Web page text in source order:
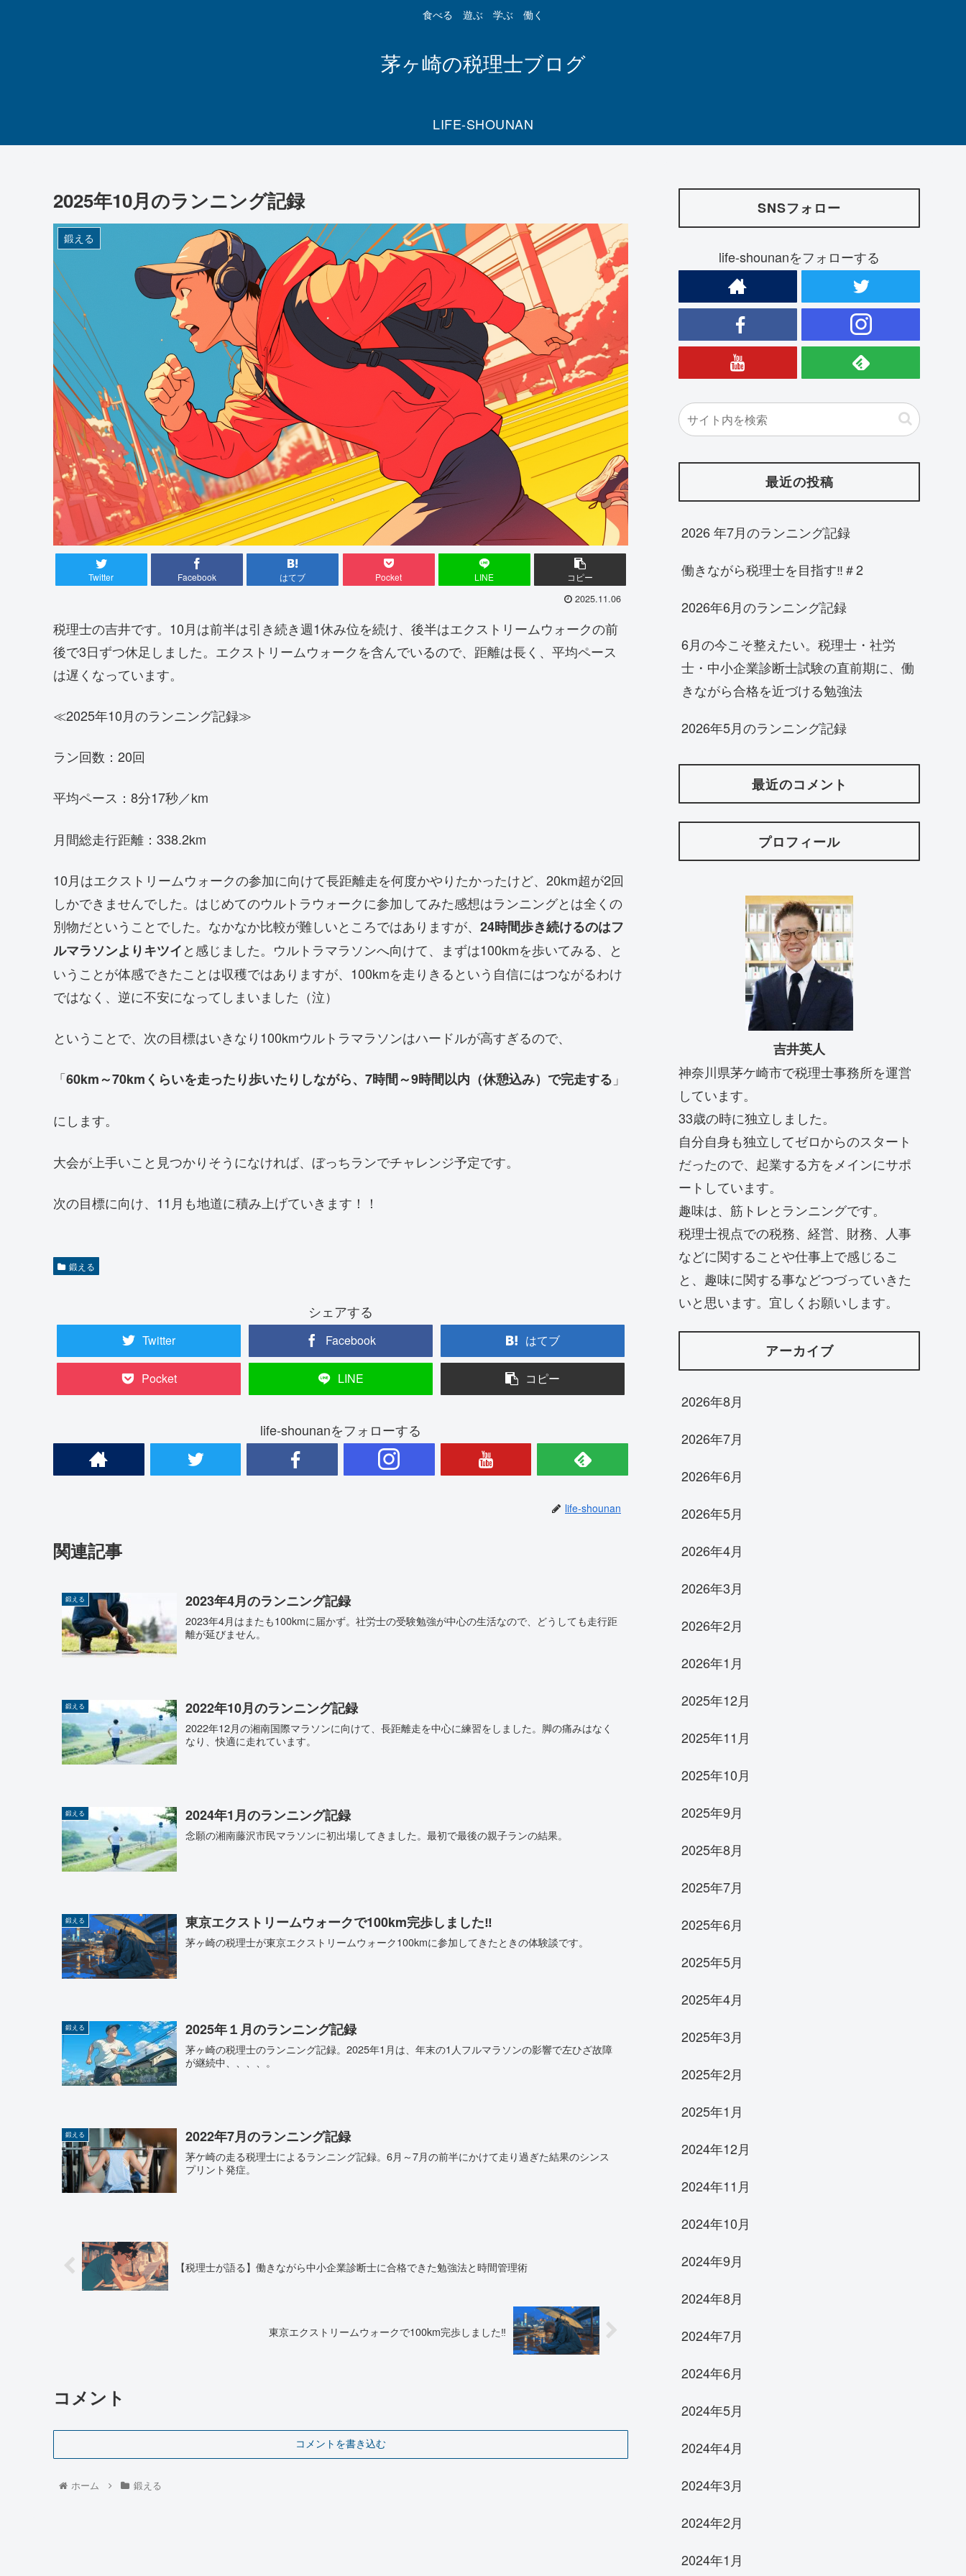
食べる 遊ぶ 学ぶ 働く
茅ヶ崎の税理士ブログ
LIFE-SHOUNAN
2025年10月のランニング記録
鍛える
Twitter Facebook はてブ Pocket LINE コピー
2025.11.06
税理士の吉井です。10月は前半は引き続き週1休み位を続け、後半はエクストリームウォークの前
後で3日ずつ休足しました。エクストリームウォークを含んでいるので、距離は長く、平均ペース
は遅くなっています。
≪2025年10月のランニング記録≫
ラン回数：20回
平均ペース：8分17秒／km
月間総走行距離：338.2km
10月はエクストリームウォークの参加に向けて長距離走を何度かやりたかったけど、20km超が2回
しかできませんでした。はじめてのウルトラウォークに参加してみた感想はランニングとは全くの
別物だということでした。なかなか比較が難しいところではありますが、 24時間歩き続けるのはフ
ルマラソンよりキツイと感じました。ウルトラマラソンへ向けて、まずは100kmを歩いてみる、と
いうことが体感できたことは収穫ではありますが、100kmを走りきるという自信にはつながるわけ
ではなく、逆に不安になってしまいました（泣）
ということで、次の目標はいきなり100kmウルトラマラソンはハードルが高すぎるので、
「60km～70kmくらいを走ったり歩いたりしながら、7時間～9時間以内（休憩込み）で完走する 」
にします。
大会が上手いこと見つかりそうになければ、ぼっちランでチャレンジ予定です。
次の目標に向け、11月も地道に積み上げていきます！！
鍛える
シェアする
Twitter Facebook はてブ
Pocket LINE コピー
life-shounanをフォローする
life-shounan
関連記事
鍛える 2023年4月のランニング記録
2023年4月はまたも100kmに届かず。社労士の受験勉強が中心の生活なので、どうしても走行距
離が延びません。
鍛える 2022年10月のランニング記録
2022年12月の湘南国際マラソンに向けて、長距離走を中心に練習をしました。脚の痛みはなく
なり、快適に走れています。
鍛える 2024年1月のランニング記録
念願の湘南藤沢市民マラソンに初出場してきました。最初で最後の親子ランの結果。
鍛える 東京エクストリームウォークで100km完歩しました‼
茅ヶ崎の税理士が東京エクストリームウォーク100kmに参加してきたときの体験談です。
鍛える 2025年１月のランニング記録
茅ヶ崎の税理士のランニング記録。2025年1月は、年末の1人フルマラソンの影響で左ひざ故障
が継続中、、、、。
鍛える 2022年7月のランニング記録
茅ケ崎の走る税理士によるランニング記録。6月～7月の前半にかけて走り過ぎた結果のシンス
プリント発症。
【税理士が語る】働きながら中小企業診断士に合格できた勉強法と時間管理術
東京エクストリームウォークで100km完歩しました‼
コメント
コメントを書き込む
ホーム 鍛える
SNSフォロー
life-shounanをフォローする
最近の投稿
2026 年7月のランニング記録
働きながら税理士を目指す‼＃2
2026年6月のランニング記録
6月の今こそ整えたい。税理士・社労
士・中小企業診断士試験の直前期に、働
きながら合格を近づける勉強法
2026年5月のランニング記録
最近のコメント
プロフィール
吉井英人
神奈川県茅ケ崎市で税理士事務所を運営
しています。
33歳の時に独立しました。
自分自身も独立してゼロからのスタート
だったので、起業する方をメインにサポ
ートしています。
趣味は、筋トレとランニングです。
税理士視点での税務、経営、財務、人事
などに関することや仕事上で感じるこ
と、趣味に関する事などつづっていきた
いと思います。宜しくお願いします。
アーカイブ
2026年8月
2026年7月
2026年6月
2026年5月
2026年4月
2026年3月
2026年2月
2026年1月
2025年12月
2025年11月
2025年10月
2025年9月
2025年8月
2025年7月
2025年6月
2025年5月
2025年4月
2025年3月
2025年2月
2025年1月
2024年12月
2024年11月
2024年10月
2024年9月
2024年8月
2024年7月
2024年6月
2024年5月
2024年4月
2024年3月
2024年2月
2024年1月